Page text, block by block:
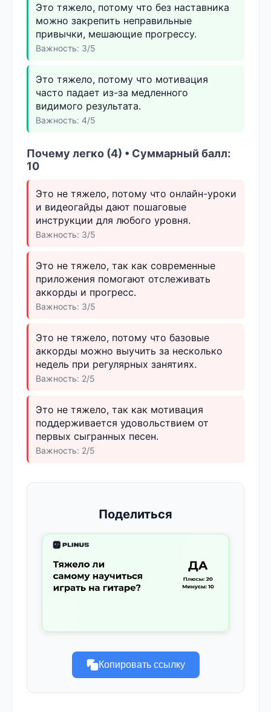
Это тяжело, потому что без наставника
можно закрепить неправильные
привычки, мешающие прогрессу.
Важность: 3/5
Это тяжело, потому что мотивация
часто падает из-за медленного
видимого результата.
Важность: 4/5
Почему легко (4) • Суммарный балл:
10
Это не тяжело, потому что онлайн-уроки
и видеогайды дают пошаговые
инструкции для любого уровня.
Важность: 3/5
Это не тяжело, так как современные
приложения помогают отслеживать
аккорды и прогресс.
Важность: 3/5
Это не тяжело, потому что базовые
аккорды можно выучить за несколько
недель при регулярных занятиях.
Важность: 2/5
Это не тяжело, так как мотивация
поддерживается удовольствием от
первых сыгранных песен.
Важность: 2/5
Поделиться
Копировать ссылку